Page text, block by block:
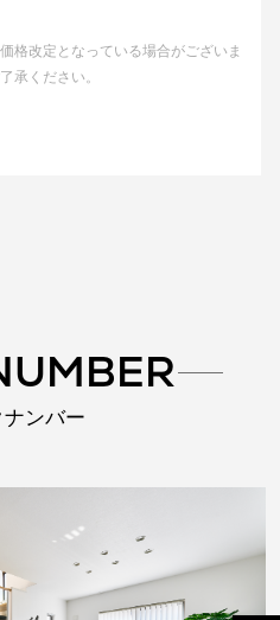
格改定となっている場合がございま
承ください。
ンバー